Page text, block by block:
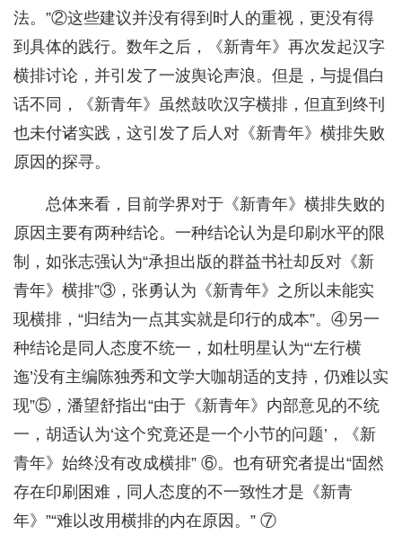
法。”②这些建议并没有得到时人的重视，更没有得
到具体的践行。数年之后，《新青年》再次发起汉字
横排讨论，并引发了一波舆论声浪。但是，与提倡白
话不同，《新青年》虽然鼓吹汉字横排，但直到终刊
也未付诸实践，这引发了后人对《新青年》横排失败
原因的探寻。
总体来看，目前学界对于《新青年》横排失败的
原因主要有两种结论。一种结论认为是印刷水平的限
制，如张志强认为“承担出版的群益书社却反对《新
青年》横排”③，张勇认为《新青年》之所以未能实
现横排，“归结为一点其实就是印行的成本”。④另一
种结论是同人态度不统一，如杜明星认为“‘左行横
迤’没有主编陈独秀和文学大咖胡适的支持，仍难以实
现”⑤，潘望舒指出“由于《新青年》内部意见的不统
一，胡适认为‘这个究竟还是一个小节的问题’，《新
青年》始终没有改成横排” ⑥。也有研究者提出“固然
存在印刷困难，同人态度的不一致性才是《新青
年》”“难以改用横排的内在原因。” ⑦